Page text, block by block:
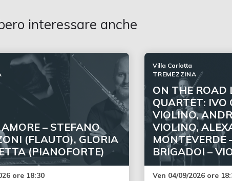
interessare anche
– STEFANO
(FLAUTO), GLORIA
(PIANOFORTE)
ore 18:30
ON THE ROAD
QUARTET: IVO
VIOLINO,
VIOLINO,
MONTEVERDE
BRIGADOI –
Villa Carlotta
TREMEZZINA
Ven 04/09/2026 ore